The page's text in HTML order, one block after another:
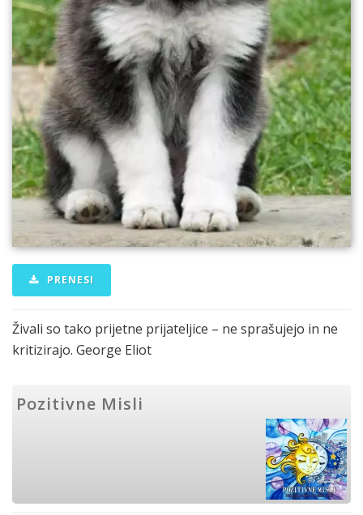
PRENESI
Živali so tako prijetne prijateljice – ne sprašujejo in ne
kritizirajo. George Eliot
Pozitivne Misli